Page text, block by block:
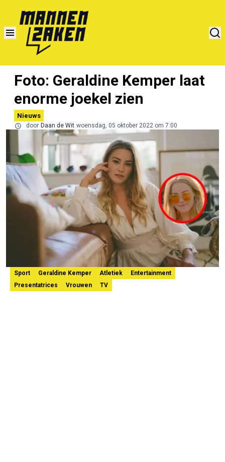
Foto: Geraldine Kemper laat
enorme joekel zien
Nieuws
door Daan de Wit woensdag, 05 oktober 2022 om 7:00
Sport Geraldine Kemper Atletiek
Entertainment
Presentatrices
Vrouwen TV